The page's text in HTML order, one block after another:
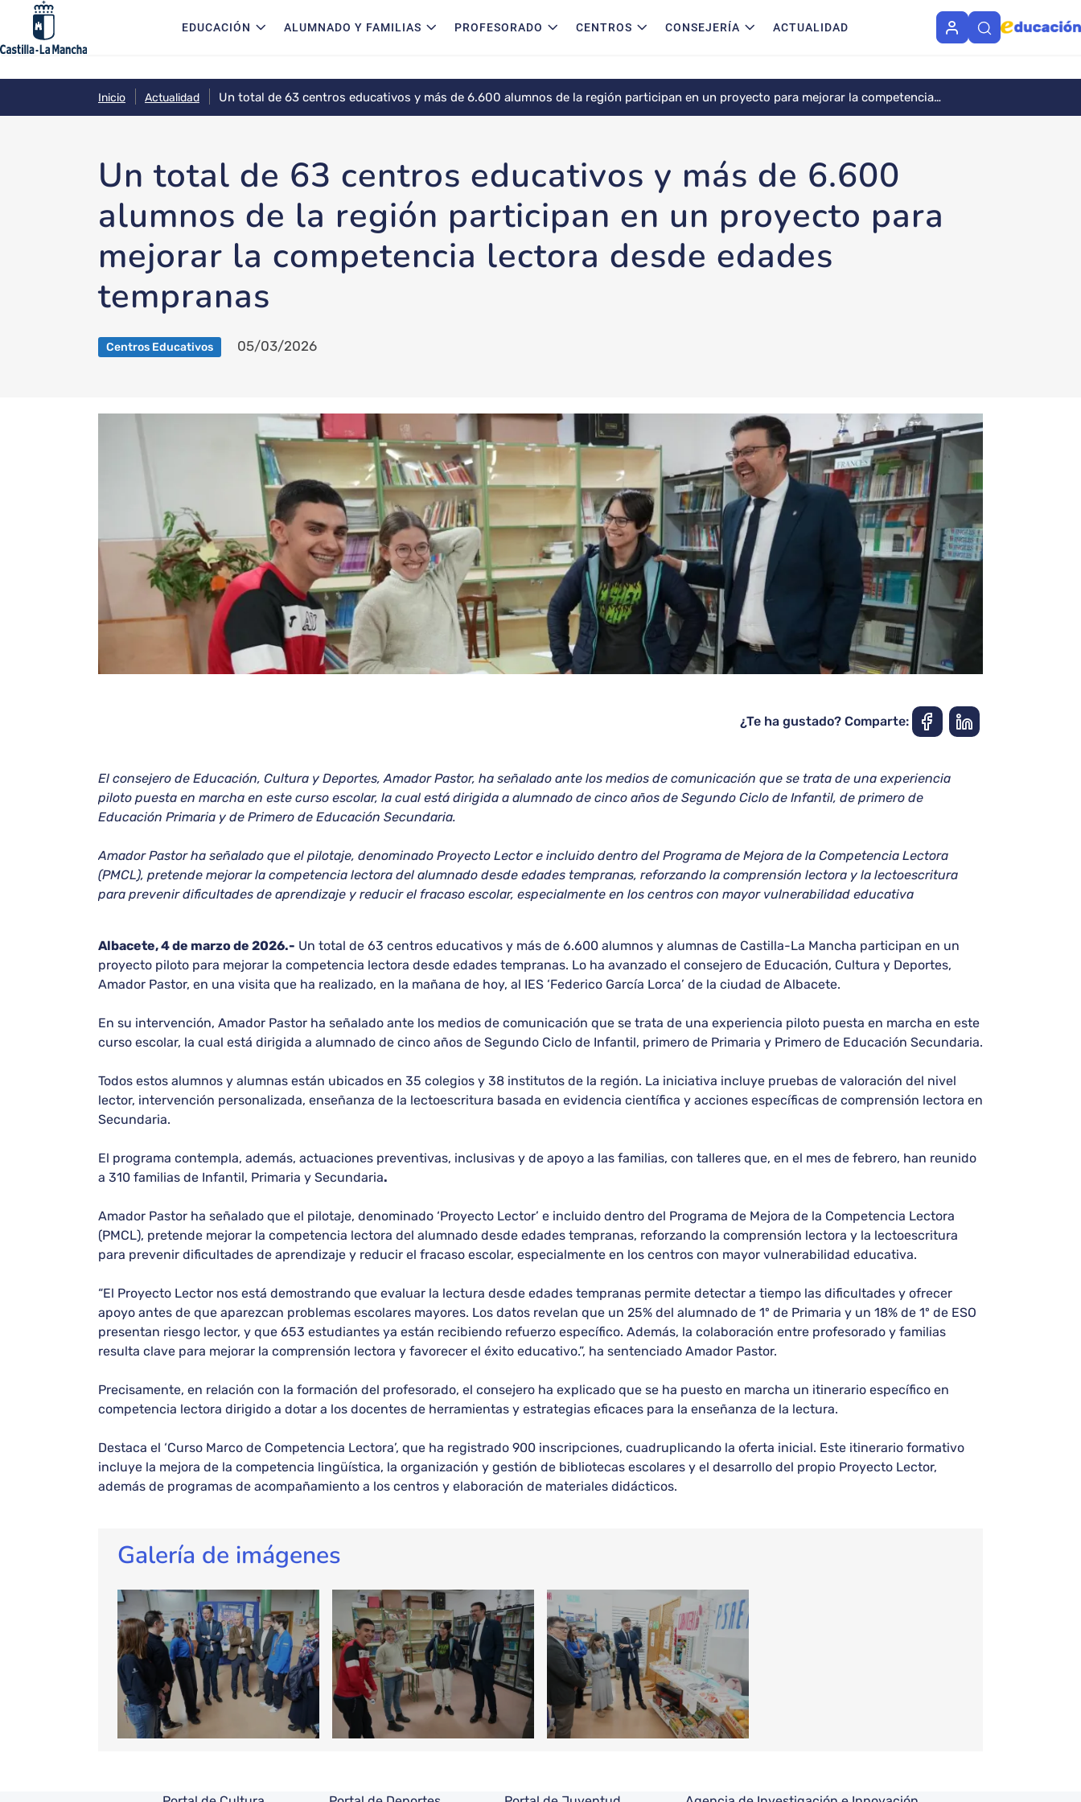
Pasar al contenido principalNavegación principal
EDUCACIÓN ALUMNADO Y FAMILIAS PROFESORADO CENTROS CONSEJERÍA ACTUALIDAD
Inicio Actualidad
Un total de 63 centros educativos y más de 6.600 alumnos de la región participan en un proyecto para mejorar la competencia
lectora desde edades tempranas
Un total de 63 centros educativos y más de 6.600
alumnos de la región participan en un proyecto para
mejorar la competencia lectora desde edades
tempranas
Centros Educativos 05/03/2026
¿Te ha gustado? Comparte:
El consejero de Educación, Cultura y Deportes, Amador Pastor, ha señalado ante los medios de comunicación que se trata de una experiencia
piloto puesta en marcha en este curso escolar, la cual está dirigida a alumnado de cinco años de Segundo Ciclo de Infantil, de primero de
Educación Primaria y de Primero de Educación Secundaria.
Amador Pastor ha señalado que el pilotaje, denominado Proyecto Lector e incluido dentro del Programa de Mejora de la Competencia Lectora
(PMCL), pretende mejorar la competencia lectora del alumnado desde edades tempranas, reforzando la comprensión lectora y la lectoescritura
para prevenir dificultades de aprendizaje y reducir el fracaso escolar, especialmente en los centros con mayor vulnerabilidad educativa
Albacete, 4 de marzo de 2026.- Un total de 63 centros educativos y más de 6.600 alumnos y alumnas de Castilla-La Mancha participan en un
proyecto piloto para mejorar la competencia lectora desde edades tempranas. Lo ha avanzado el consejero de Educación, Cultura y Deportes,
Amador Pastor, en una visita que ha realizado, en la mañana de hoy, al IES ‘Federico García Lorca’ de la ciudad de Albacete.
En su intervención, Amador Pastor ha señalado ante los medios de comunicación que se trata de una experiencia piloto puesta en marcha en este
curso escolar, la cual está dirigida a alumnado de cinco años de Segundo Ciclo de Infantil, primero de Primaria y Primero de Educación Secundaria.
Todos estos alumnos y alumnas están ubicados en 35 colegios y 38 institutos de la región. La iniciativa incluye pruebas de valoración del nivel
lector, intervención personalizada, enseñanza de la lectoescritura basada en evidencia científica y acciones específicas de comprensión lectora en
Secundaria.
El programa contempla, además, actuaciones preventivas, inclusivas y de apoyo a las familias, con talleres que, en el mes de febrero, han reunido
a 310 familias de Infantil, Primaria y Secundaria.
Amador Pastor ha señalado que el pilotaje, denominado ‘Proyecto Lector’ e incluido dentro del Programa de Mejora de la Competencia Lectora
(PMCL), pretende mejorar la competencia lectora del alumnado desde edades tempranas, reforzando la comprensión lectora y la lectoescritura
para prevenir dificultades de aprendizaje y reducir el fracaso escolar, especialmente en los centros con mayor vulnerabilidad educativa.
“El Proyecto Lector nos está demostrando que evaluar la lectura desde edades tempranas permite detectar a tiempo las dificultades y ofrecer
apoyo antes de que aparezcan problemas escolares mayores. Los datos revelan que un 25% del alumnado de 1º de Primaria y un 18% de 1º de ESO
presentan riesgo lector, y que 653 estudiantes ya están recibiendo refuerzo específico. Además, la colaboración entre profesorado y familias
resulta clave para mejorar la comprensión lectora y favorecer el éxito educativo.”, ha sentenciado Amador Pastor.
Precisamente, en relación con la formación del profesorado, el consejero ha explicado que se ha puesto en marcha un itinerario específico en
competencia lectora dirigido a dotar a los docentes de herramientas y estrategias eficaces para la enseñanza de la lectura.
Destaca el ‘Curso Marco de Competencia Lectora’, que ha registrado 900 inscripciones, cuadruplicando la oferta inicial. Este itinerario formativo
incluye la mejora de la competencia lingüística, la organización y gestión de bibliotecas escolares y el desarrollo del propio Proyecto Lector,
además de programas de acompañamiento a los centros y elaboración de materiales didácticos.
Galería de imágenes